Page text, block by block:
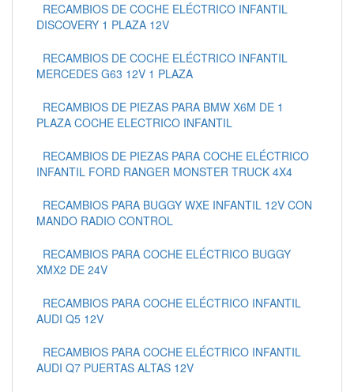
RECAMBIOS DE COCHE ELÉCTRICO INFANTIL
DISCOVERY 1 PLAZA 12V
RECAMBIOS DE COCHE ELÉCTRICO INFANTIL
MERCEDES G63 12V 1 PLAZA
RECAMBIOS DE PIEZAS PARA BMW X6M DE 1
PLAZA COCHE ELECTRICO INFANTIL
RECAMBIOS DE PIEZAS PARA COCHE ELÉCTRICO
INFANTIL FORD RANGER MONSTER TRUCK 4X4
RECAMBIOS PARA BUGGY WXE INFANTIL 12V CON
MANDO RADIO CONTROL
RECAMBIOS PARA COCHE ELÉCTRICO BUGGY
XMX2 DE 24V
RECAMBIOS PARA COCHE ELÉCTRICO INFANTIL
AUDI Q5 12V
RECAMBIOS PARA COCHE ELÉCTRICO INFANTIL
AUDI Q7 PUERTAS ALTAS 12V